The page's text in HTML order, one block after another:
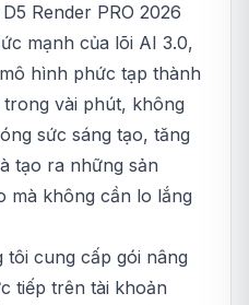
Render PRO 2026
mạnh của lõi AI 3.0,
hình phức tạp thành
vài phút, không
sức sáng tạo, tăng
tạo ra những sản
mà không cần lo lắng
cung cấp gói nâng
tiếp trên tài khoản